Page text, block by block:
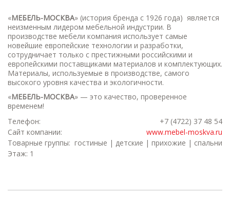
«МЕБЕЛЬ-МОСКВА» (история бренда с 1926 года) является
неизменным лидером мебельной индустрии. В
производстве мебели компания использует самые
новейшие европейские технологии и разработки,
сотрудничает только с престижными российскими и
европейскими поставщиками материалов и комплектующих.
Материалы, используемые в производстве, самого
высокого уровня качества и экологичности.
«МЕБЕЛЬ-МОСКВА» — это качество, проверенное
временем!
Телефон:
+7 (4722) 37 48 54
Сайт компании:
www.mebel-moskva.ru
Товарные группы: гостиные | детские | прихожие | спальни
Этаж: 1